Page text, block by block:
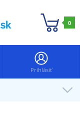
0
Prihlásiť